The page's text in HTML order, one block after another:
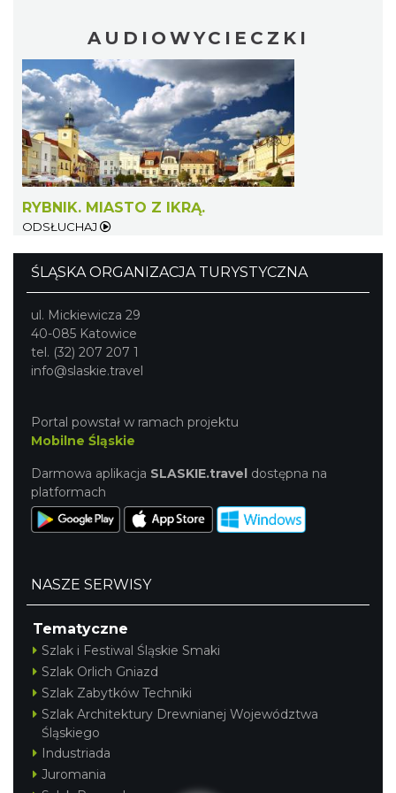
Fanny Days w Krowiarkach
Krowiarki
2026-08-09
29.75 km
AUDIOWYCIECZKI
RYBNIK. MIASTO Z IKRĄ.
ODSŁUCHAJ
ŚLĄSKA ORGANIZACJA TURYSTYCZNA
ul. Mickiewicza 29
40-085 Katowice
tel. (32) 207 207 1
info@slaskie.travel
Portal powstał w ramach projektu
Mobilne Śląskie
Darmowa aplikacja SLASKIE.travel dostępna na
platformach
NASZE SERWISY
Tematyczne
Szlak i Festiwal Śląskie Smaki
Szlak Orlich Gniazd
Szlak Zabytków Techniki
Szlak Architektury Drewnianej Województwa
Śląskiego
Industriada
Juromania